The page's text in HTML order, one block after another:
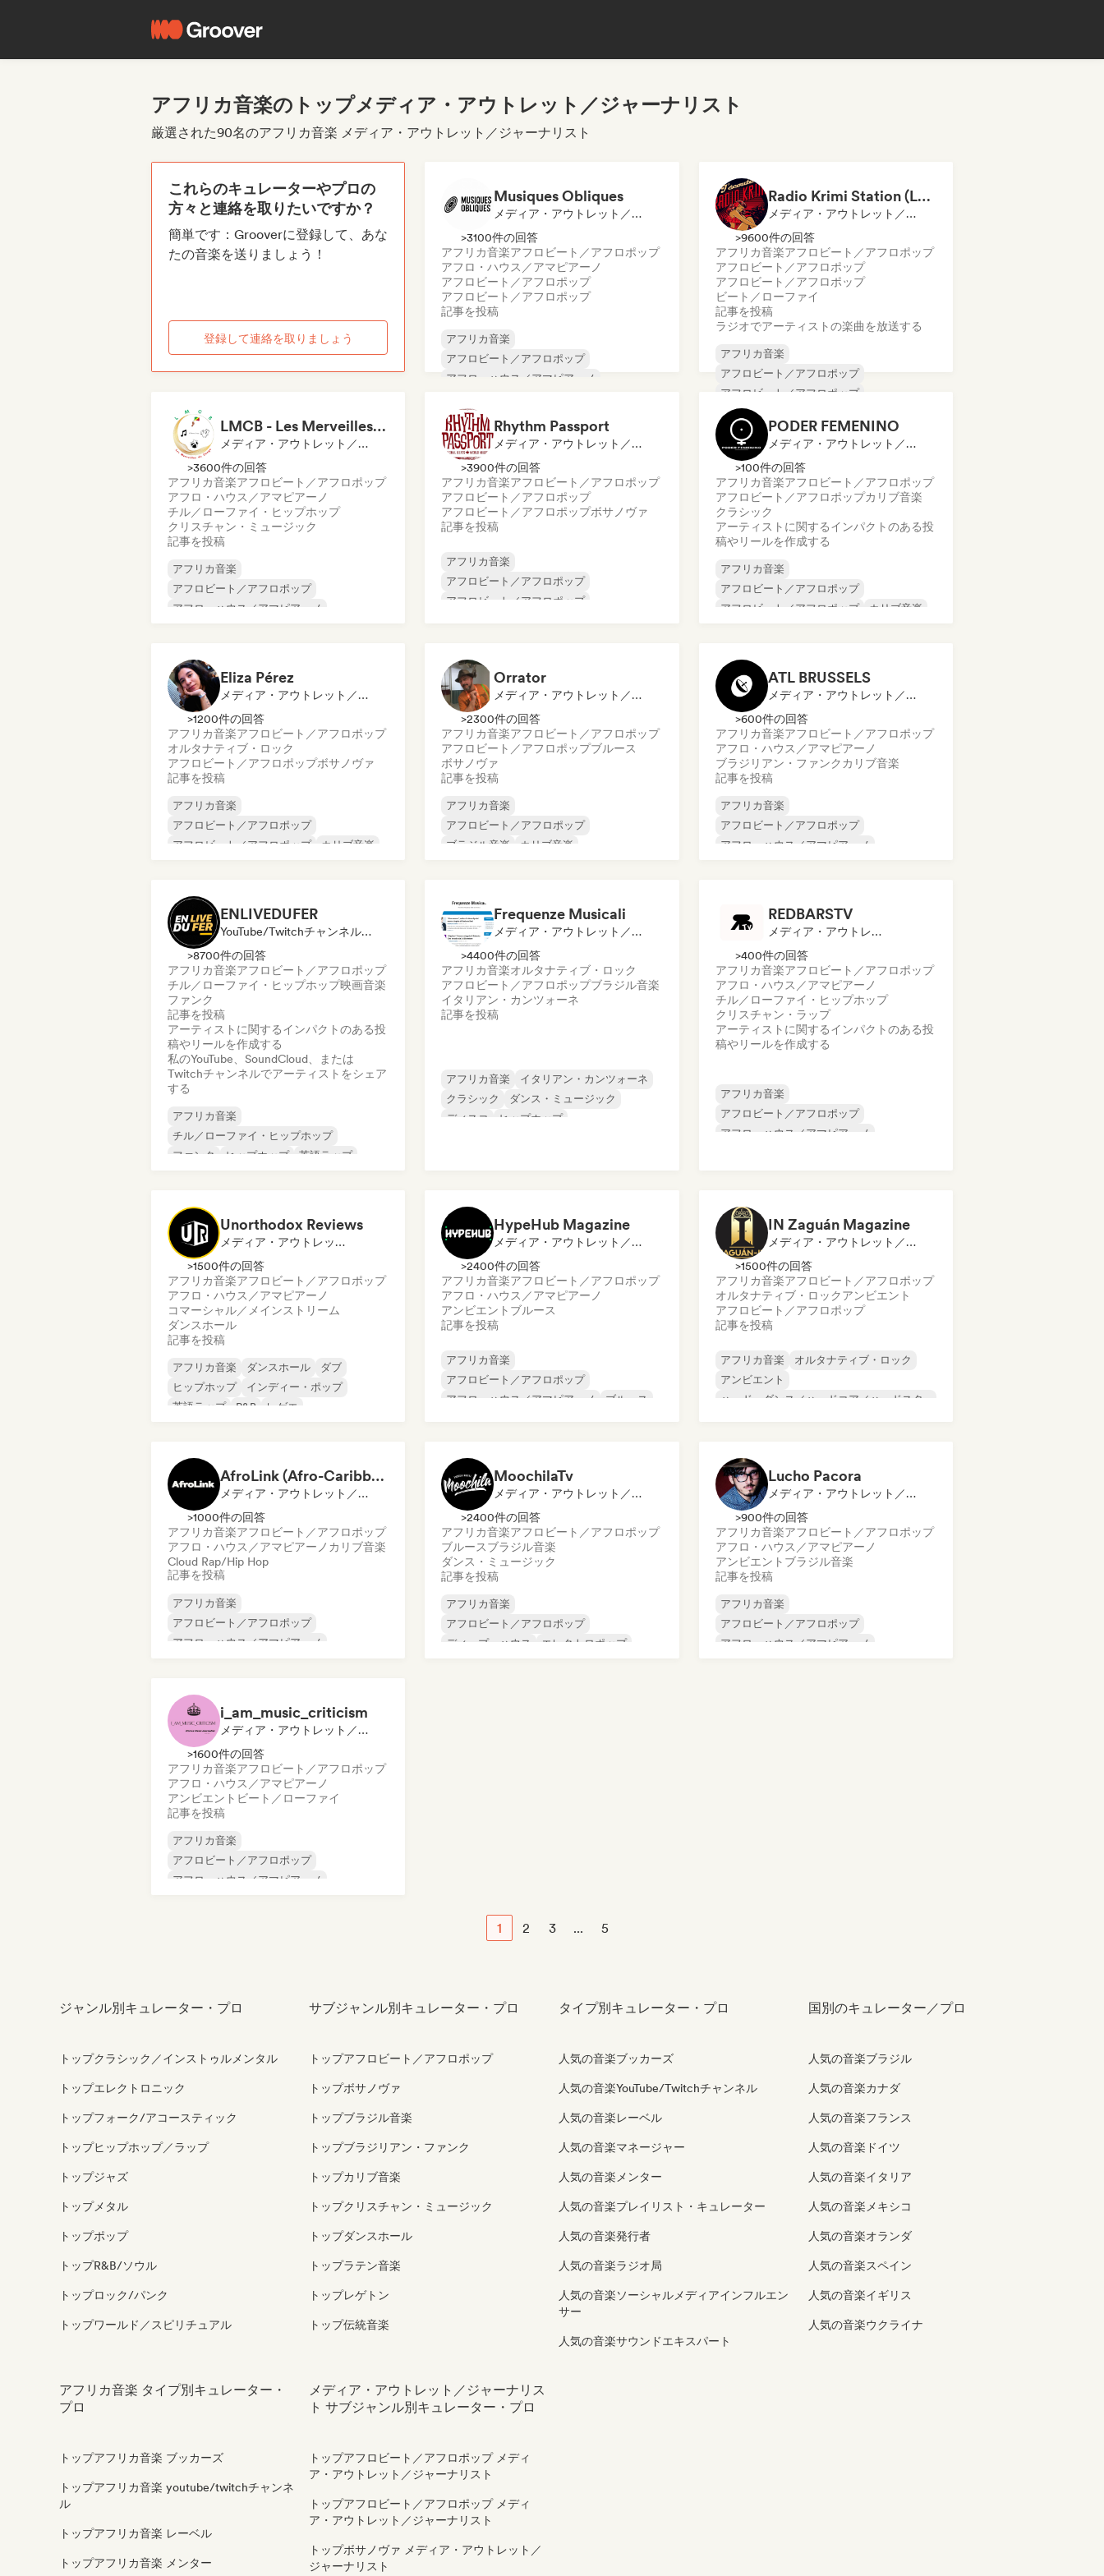
アフリカ音楽のトップメディア・アウトレット／ジャーナリスト
厳選された90名のアフリカ音楽 メディア・アウトレット／ジャーナリスト
これらのキュレーターやプロの
方々と連絡を取りたいですか？
簡単です：Grooverに登録して、あな
たの音楽を送りましょう！
登録して連絡を取りましょう
Musiques Obliques
メディア・アウトレット／ジャーナリスト
>3100件の回答
アフリカ音楽アフロビート／アフロポップ
アフロ・ハウス／アマピアーノ
アフロビート／アフロポップ
アフロビート／アフロポップ
記事を投稿
アフリカ音楽
アフロビート／アフロポップ
アフロ・ハウス／アマピアーノ
ブラジル音楽
ブラジリアン・ファンク
ジャズ・フュージョン
インターナショナル・ラップ
Radio Krimi Station (La Radio)
メディア・アウトレット／ジャーナリスト, ラジオ局
>9600件の回答
アフリカ音楽アフロビート／アフロポップ
アフロビート／アフロポップ
アフロビート／アフロポップ
ビート／ローファイ
記事を投稿
ラジオでアーティストの楽曲を放送する
アフリカ音楽
アフロビート／アフロポップ
アフロビート／アフロポップ
ブラジル音楽
インターナショナル・ラップ
オリエンタル・ミュージック
LMCB - Les Merveilles du Congo 🇨🇬
メディア・アウトレット／ジャーナリスト
>3600件の回答
アフリカ音楽アフロビート／アフロポップ
アフロ・ハウス／アマピアーノ
チル／ローファイ・ヒップホップ
クリスチャン・ミュージック
記事を投稿
アフリカ音楽
アフロビート／アフロポップ
アフロ・ハウス／アマピアーノ
インターナショナル・ラップ
フレンチ・ラップ
Rhythm Passport
メディア・アウトレット／ジャーナリスト
>3900件の回答
アフリカ音楽アフロビート／アフロポップ
アフロビート／アフロポップ
アフロビート／アフロポップボサノヴァ
記事を投稿
アフリカ音楽
アフロビート／アフロポップ
アフロビート／アフロポップ
PODER FEMENINO
メディア・アウトレット／ジャーナリスト
>100件の回答
アフリカ音楽アフロビート／アフロポップ
アフロビート／アフロポップカリブ音楽
クラシック
アーティストに関するインパクトのある投
稿やリールを作成する
アフリカ音楽
アフロビート／アフロポップ
アフロビート／アフロポップ
カリブ音楽
ネオ／モダン・クラシック
Eliza Pérez
メディア・アウトレット／ジャーナリスト
>1200件の回答
アフリカ音楽アフロビート／アフロポップ
オルタナティブ・ロック
アフロビート／アフロポップボサノヴァ
記事を投稿
アフリカ音楽
アフロビート／アフロポップ
アフロビート／アフロポップ
カリブ音楽
Orrator
メディア・アウトレット／ジャーナリスト
>2300件の回答
アフリカ音楽アフロビート／アフロポップ
アフロビート／アフロポップブルース
ボサノヴァ
記事を投稿
アフリカ音楽
アフロビート／アフロポップ
ブラジル音楽
カリブ音楽
ATL BRUSSELS
メディア・アウトレット／ジャーナリスト
>600件の回答
アフリカ音楽アフロビート／アフロポップ
アフロ・ハウス／アマピアーノ
ブラジリアン・ファンク カリブ音楽
記事を投稿
アフリカ音楽
アフロビート／アフロポップ
アフロ・ハウス／アマピアーノ
ENLIVEDUFER
YouTube/Twitchチャンネル, メディア・アウトレット／ジャーナリスト, ソーシャルメディアインフルエンサー
>8700件の回答
アフリカ音楽アフロビート／アフロポップ
チル／ローファイ・ヒップホップ映画音楽
ファンク
記事を投稿
アーティストに関するインパクトのある投
稿やリールを作成する
私のYouTube、SoundCloud、または
Twitchチャンネルでアーティストをシェア
する
アフリカ音楽
チル／ローファイ・ヒップホップ
ファンク
ヒップホップ
英語ラップ
Frequenze Musicali
メディア・アウトレット／ジャーナリスト
>4400件の回答
アフリカ音楽オルタナティブ・ロック
アフロビート／アフロポップブラジル音楽
イタリアン・カンツォーネ
記事を投稿
アフリカ音楽
イタリアン・カンツォーネ
クラシック
ダンス・ミュージック
ディスコ
ヒップホップ
REDBARSTV
メディア・アウトレット／ジャーナリスト
>400件の回答
アフリカ音楽アフロビート／アフロポップ
アフロ・ハウス／アマピアーノ
チル／ローファイ・ヒップホップ
クリスチャン・ラップ
アーティストに関するインパクトのある投
稿やリールを作成する
アフリカ音楽
アフロビート／アフロポップ
アフロ・ハウス／アマピアーノ
Unorthodox Reviews
メディア・アウトレット／ジャーナリスト
>1500件の回答
アフリカ音楽アフロビート／アフロポップ
アフロ・ハウス／アマピアーノ
コマーシャル／メインストリーム
ダンスホール
記事を投稿
アフリカ音楽 ダンスホール
ダブ
ヒップホップ
インディー・ポップ
英語ラップ
R&B レゲエ
HypeHub Magazine
メディア・アウトレット／ジャーナリスト
>2400件の回答
アフリカ音楽アフロビート／アフロポップ
アフロ・ハウス／アマピアーノ
アンビエント ブルース
記事を投稿
アフリカ音楽
アフロビート／アフロポップ
アフロ・ハウス／アマピアーノ
ブルース
カントリー・ミュージック
IN Zaguán Magazine
メディア・アウトレット／ジャーナリスト
>1500件の回答
アフリカ音楽アフロビート／アフロポップ
オルタナティブ・ロックアンビエント
アフロビート／アフロポップ
記事を投稿
アフリカ音楽
オルタナティブ・ロック
アンビエント
ハード・ダンス／ハードコア／ハードスタ
ワールド・ポップ
AfroLink (Afro-Caribbean focus)
メディア・アウトレット／ジャーナリスト
>1000件の回答
アフリカ音楽アフロビート／アフロポップ
アフロ・ハウス／アマピアーノ カリブ音楽
Cloud Rap/Hip Hop
記事を投稿
アフリカ音楽
アフロビート／アフロポップ
アフロ・ハウス／アマピアーノ
MoochilaTv
メディア・アウトレット／ジャーナリスト
>2400件の回答
アフリカ音楽アフロビート／アフロポップ
ブルースブラジル音楽
ダンス・ミュージック
記事を投稿
アフリカ音楽
アフロビート／アフロポップ
ディープ・ハウス
エレクトロポップ
Lucho Pacora
メディア・アウトレット／ジャーナリスト
>900件の回答
アフリカ音楽アフロビート／アフロポップ
アフロ・ハウス／アマピアーノ
アンビエント ブラジル音楽
記事を投稿
アフリカ音楽
アフロビート／アフロポップ
アフロ・ハウス／アマピアーノ
i_am_music_criticism
メディア・アウトレット／ジャーナリスト
>1600件の回答
アフリカ音楽アフロビート／アフロポップ
アフロ・ハウス／アマピアーノ
アンビエント ビート／ローファイ
記事を投稿
アフリカ音楽
アフロビート／アフロポップ
アフロ・ハウス／アマピアーノ
1 2 3 ... 5
ジャンル別キュレーター・プロ
トップクラシック／インストゥルメンタル
トップエレクトロニック
トップフォーク/アコースティック
トップヒップホップ／ラップ
トップジャズ
トップメタル
トップポップ
トップR&B/ソウル
トップロック/パンク
トップワールド／スピリチュアル
サブジャンル別キュレーター・プロ
トップアフロビート／アフロポップ
トップボサノヴァ
トップブラジル音楽
トップブラジリアン・ファンク
トップカリブ音楽
トップクリスチャン・ミュージック
トップダンスホール
トップラテン音楽
トップレゲトン
トップ伝統音楽
タイプ別キュレーター・プロ
人気の音楽ブッカーズ
人気の音楽YouTube/Twitchチャンネル
人気の音楽レーベル
人気の音楽マネージャー
人気の音楽メンター
人気の音楽プレイリスト・キュレーター
人気の音楽発行者
人気の音楽ラジオ局
人気の音楽ソーシャルメディアインフルエン
サー
人気の音楽サウンドエキスパート
国別のキュレーター／プロ
人気の音楽ブラジル
人気の音楽カナダ
人気の音楽フランス
人気の音楽ドイツ
人気の音楽イタリア
人気の音楽メキシコ
人気の音楽オランダ
人気の音楽スペイン
人気の音楽イギリス
人気の音楽ウクライナ
アフリカ音楽 タイプ別キュレーター・
プロ
トップアフリカ音楽 ブッカーズ
トップアフリカ音楽 youtube/twitchチャンネ
ル
トップアフリカ音楽 レーベル
トップアフリカ音楽 メンター
メディア・アウトレット／ジャーナリス
ト サブジャンル別キュレーター・プロ
トップアフロビート／アフロポップ メディ
ア・アウトレット／ジャーナリスト
トップアフロビート／アフロポップ メディ
ア・アウトレット／ジャーナリスト
トップボサノヴァ メディア・アウトレット／
ジャーナリスト